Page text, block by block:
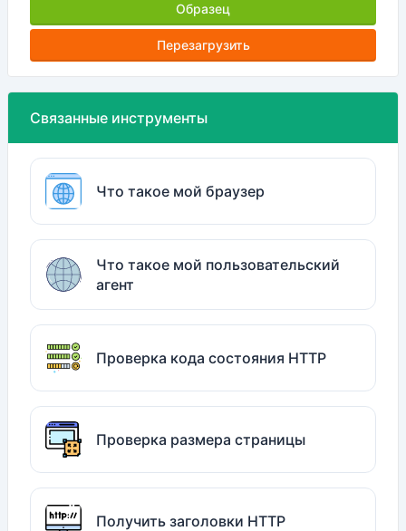
Образец
Перезагрузить
Связанные инструменты
Что такое мой браузер
Что такое мой пользовательский
агент
Проверка кода состояния HTTP
Проверка размера страницы
Получить заголовки HTTP